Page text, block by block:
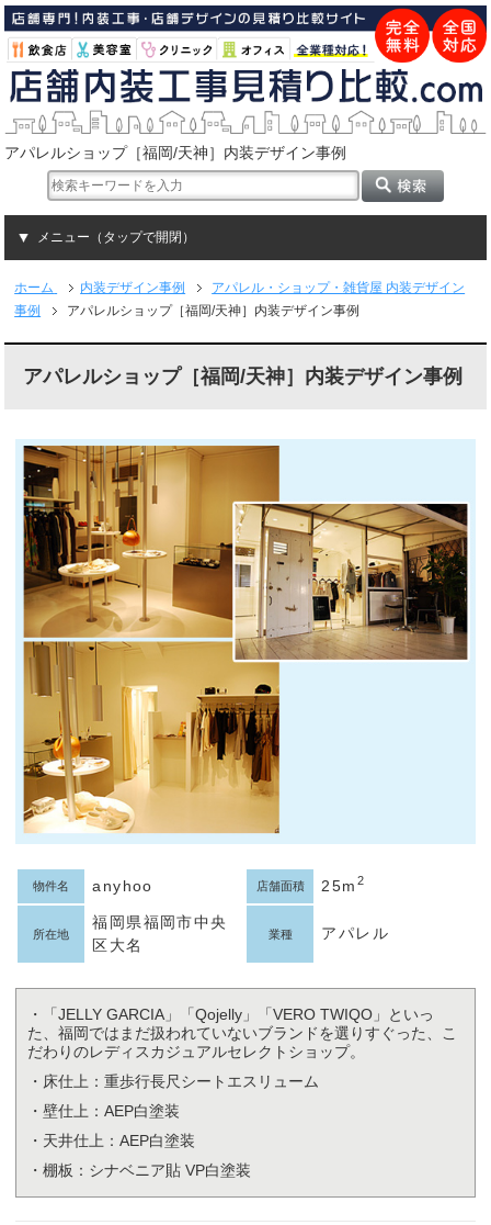
アパレルショップ［福岡/天神］内装デザイン事例
メニュー（タップで開閉）
ホーム 内装デザイン事例
アパレル・ショップ・雑貨屋 内装デザイン
事例
アパレルショップ［福岡/天神］内装デザイン事例
アパレルショップ［福岡/天神］内装デザイン事例
物件名 anyhoo 店舗面積 25m 2
所在地
福岡県福岡市中央
区大名
業種 アパレル
・「JELLY GARCIA」「Qojelly」「VERO TWIQO」といっ
た、福岡ではまだ扱われていないブランドを選りすぐった、こ
だわりのレディスカジュアルセレクトショップ。
・床仕上：重歩行長尺シートエスリューム
・壁仕上：AEP白塗装
・天井仕上：AEP白塗装
・棚板：シナベニア貼 VP白塗装